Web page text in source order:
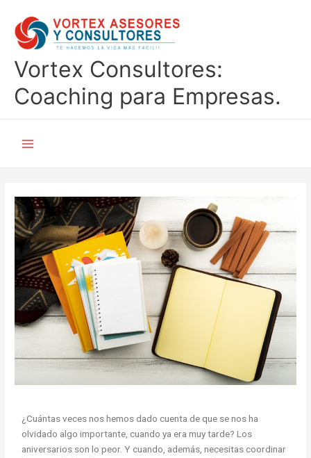
contenido
Vortex Consultores:
Coaching para Empresas.
¿Cuántas veces nos hemos dado cuenta de que se nos ha
olvidado algo importante, cuando ya era muy tarde? Los
aniversarios son lo peor. Y cuando, además, necesitas coordinar